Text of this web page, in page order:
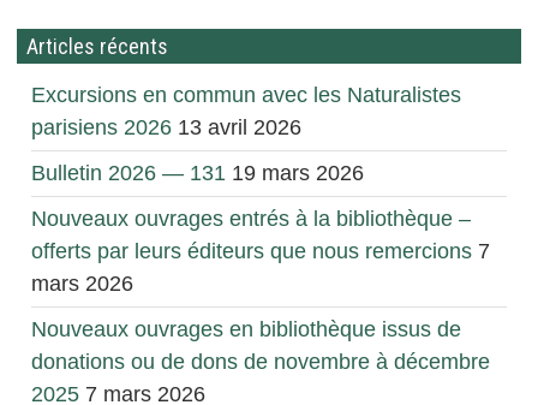
Articles récents
Excursions en commun avec les Naturalistes
parisiens 2026 13 avril 2026
Bulletin 2026 — 131 19 mars 2026
Nouveaux ouvrages entrés à la bibliothèque –
offerts par leurs éditeurs que nous remercions 7
mars 2026
Nouveaux ouvrages en bibliothèque issus de
donations ou de dons de novembre à décembre
2025 7 mars 2026